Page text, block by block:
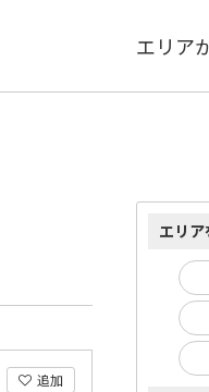
エリア
追加
エリ